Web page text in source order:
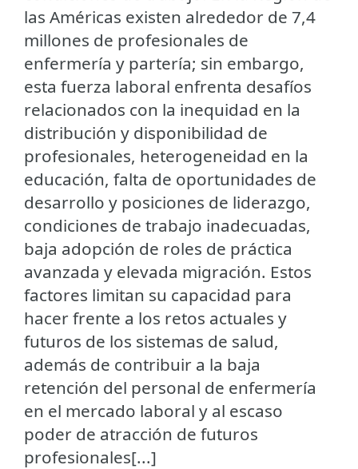
las Américas existen alrededor de 7,4
millones de profesionales de
enfermería y partería; sin embargo,
esta fuerza laboral enfrenta desafíos
relacionados con la inequidad en la
distribución y disponibilidad de
profesionales, heterogeneidad en la
educación, falta de oportunidades de
desarrollo y posiciones de liderazgo,
condiciones de trabajo inadecuadas,
baja adopción de roles de práctica
avanzada y elevada migración. Estos
factores limitan su capacidad para
hacer frente a los retos actuales y
futuros de los sistemas de salud,
además de contribuir a la baja
retención del personal de enfermería
en el mercado laboral y al escaso
poder de atracción de futuros
profesionales[...]